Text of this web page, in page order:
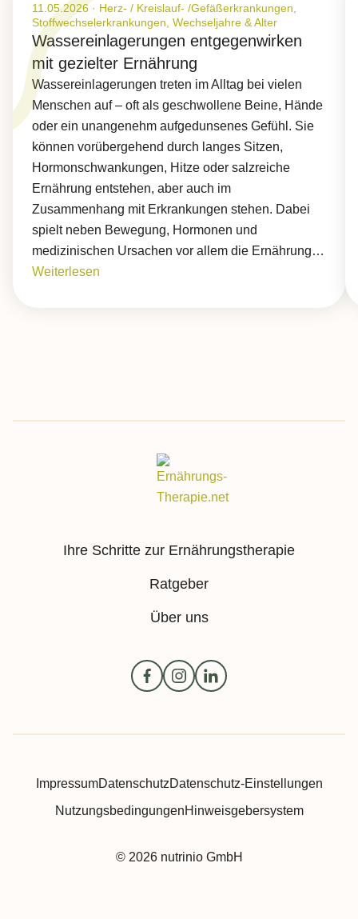
Veröffentlicht am 11.05.2026
11.05.2026 · Herz- / Kreislauf- /Gefäßerkrankungen,
Stoffwechselerkrankungen, Wechseljahre & Alter
Wassereinlagerungen entgegenwirken
mit gezielter Ernährung
Wassereinlagerungen treten im Alltag bei vielen
Menschen auf – oft als geschwollene Beine, Hände
oder ein unangenehm aufgedunsenes Gefühl. Sie
können vorübergehend durch langes Sitzen,
Hormonschwankungen, Hitze oder salzreiche
Ernährung entstehen, aber auch im
Zusammenhang mit Erkrankungen stehen. Dabei
spielt neben Bewegung, Hormonen und
medizinischen Ursachen vor allem die Ernährung…
Weiterlesen
Ihre Schritte zur Ernährungstherapie
Ratgeber
Über uns
© 2026 nutrinio GmbH
ImpressumDatenschutzDatenschutz-Einstellungen
NutzungsbedingungenHinweisgebersystem